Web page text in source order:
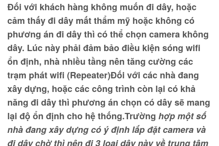
Đối với khách hàng không muốn đi dây, hoặc
cảm thấy đi dây mất thẩm mỹ hoặc không có
phương án đi dây thì có thể chọn camera không
dây. Lúc này phải đảm bảo điều kiện sóng wifi
ổn định, nhà nhiều tầng nên tăng cường các
trạm phát wifi (Repeater)Đối với các nhà đang
xây dựng, hoặc các công trình còn lại có khả
năng đi dây thì phương án chọn có dây sẽ mang
lại độ ổn định cho hệ thống.Trường hợp một số
nhà đang xây dựng có ý định lắp đặt camera và
đi dây chờ thì nên đi 3 loại dây này về trung tâm